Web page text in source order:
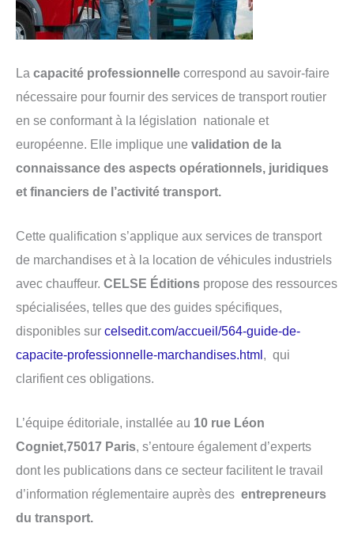
La capacité professionnelle correspond au savoir-faire
nécessaire pour fournir des services de transport routier
en se conformant à la législation nationale et
européenne. Elle implique une validation de la
connaissance des aspects opérationnels, juridiques
et financiers de l’activité transport.
Cette qualification s’applique aux services de transport
de marchandises et à la location de véhicules industriels
avec chauffeur. CELSE Éditions propose des ressources
spécialisées, telles que des guides spécifiques,
disponibles sur celsedit.com/accueil/564-guide-de-
capacite-professionnelle-marchandises.html, qui
clarifient ces obligations.
L’équipe éditoriale, installée au 10 rue Léon
Cogniet,75017 Paris, s’entoure également d’experts
dont les publications dans ce secteur facilitent le travail
d’information réglementaire auprès des entrepreneurs
du transport.